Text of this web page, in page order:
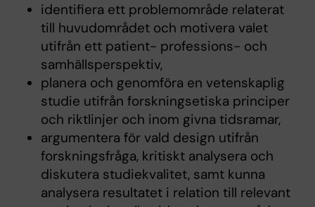
identifiera ett problemområde relaterat
till huvudområdet och motivera valet
utifrån ett patient- professions- och
samhällsperspektiv,
planera och genomföra en vetenskaplig
studie utifrån forskningsetiska principer
och riktlinjer och inom givna tidsramar,
argumentera för vald design utifrån
forskningsfråga, kritiskt analysera och
diskutera studiekvalitet, samt kunna
analysera resultatet i relation till relevant